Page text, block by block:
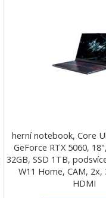
herní notebook, Core
GeForce RTX 5060,
32GB, SSD 1TB,
W11 Home, CAM, 2x,
HDMI